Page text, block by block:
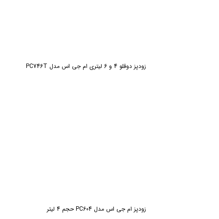
زودپز دوقلو 4 و 6 لیتری ام جی اس مدل PC746T
زودپز ام جی اس مدل PC604 حجم 4 لیتر